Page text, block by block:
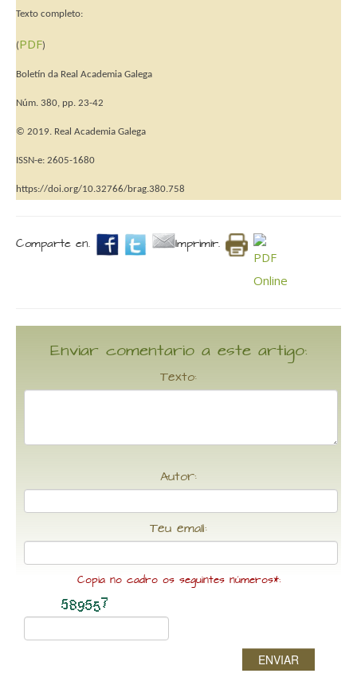
Texto completo:
(PDF)
Boletín da Real Academia Galega
Núm. 380, pp. 23-42
© 2019. Real Academia Galega
ISSN-e: 2605-1680
https://doi.org/10.32766/brag.380.758
Comparte en. Imprimir.
Enviar comentario a este artigo:
Texto:
Autor:
Teu email:
Copia no cadro os seguintes números*:
ENVIAR